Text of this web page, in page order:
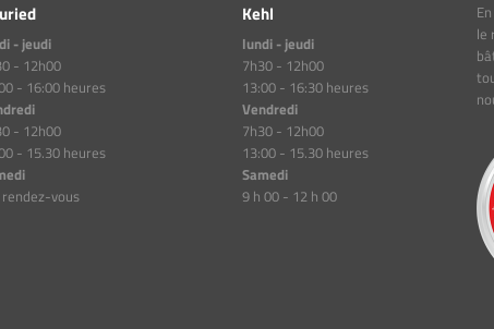
- jeudi
- 12h00
- 16:00 heures
- 12h00
- 15.30 heures
vous
Kehl
lundi - jeudi
7h30 - 12h00
13:00 - 16:30 heures
Vendredi
7h30 - 12h00
13:00 - 15.30 heures
Samedi
9 h 00 - 12 h 00
le